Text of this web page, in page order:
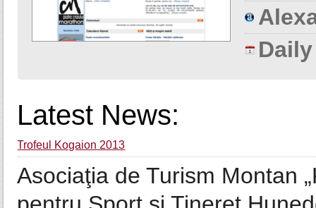
Latest News:
Trofeul Kogaion 2013
Asociaţia de Turism Montan